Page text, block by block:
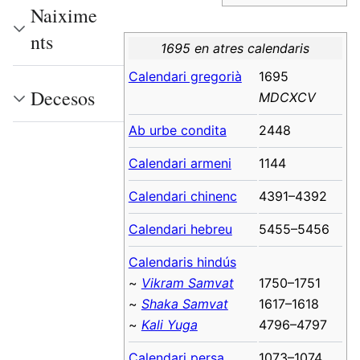
1695 en atres calendaris
Calendari gregorià
1695
MDCXCV
Ab urbe condita 2448
Calendari armeni 1144
Calendari chinenc 4391–4392
Calendari hebreu 5455–5456
Calendaris hindús
~ Vikram Samvat
~ Shaka Samvat
~ Kali Yuga
1750–1751
1617–1618
4796–4797
Naixime
nts
Decesos